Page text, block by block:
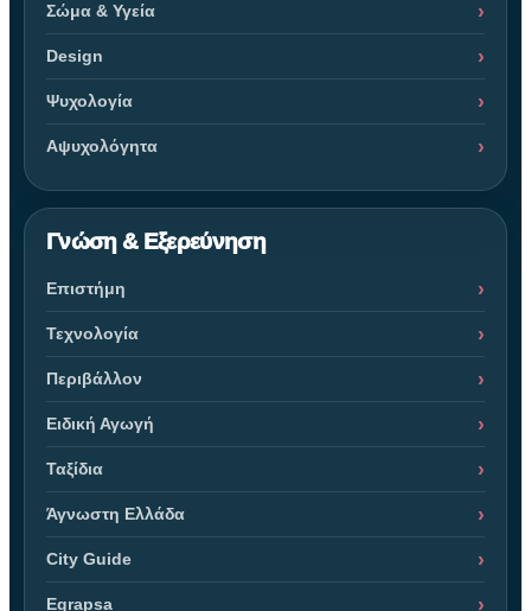
Σώμα & Υγεία
Design
Ψυχολογία
Αψυχολόγητα
Γνώση & Εξερεύνηση
Επιστήμη
Τεχνολογία
Περιβάλλον
Ειδική Αγωγή
Ταξίδια
Άγνωστη Ελλάδα
City Guide
Egrapsa